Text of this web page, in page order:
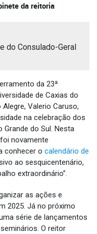
da reitoria
do Consulado-Geral
da 23ª
de Caxias do
Valerio Caruso,
na celebração dos
Grande do Sul. Nesta
novamente
conhecer o calendário de
ao sesquicentenário,
extraordinário”.
as ações e
2025. Já no próximo
série de lançamentos
O reitor